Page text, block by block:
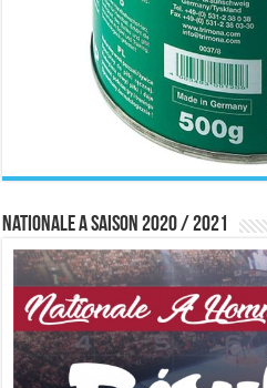
Nationale A saison 2020 / 2021